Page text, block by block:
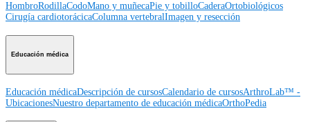
HombroRodillaCodoMano y muñecaPie y tobilloCaderaOrtobiológicos
Cirugía cardiotorácicaColumna vertebralImagen y resección
Educación médica
Educación médicaDescripción de cursosCalendario de cursosArthroLab™ -
UbicacionesNuestro departamento de educación médicaOrthoPedia